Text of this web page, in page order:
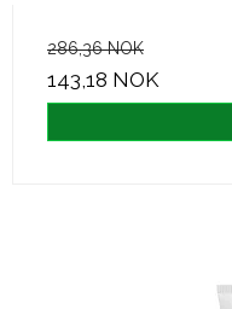
286,36 NOK
143,18 NOK